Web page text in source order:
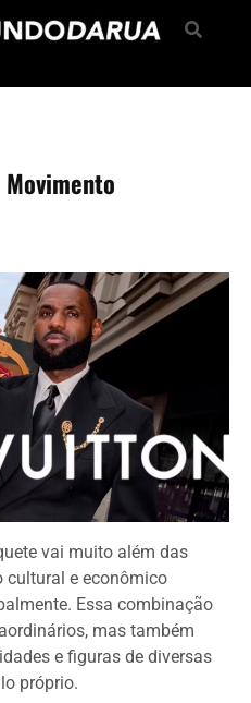
vai muito além das
cultural e econômico
Essa combinação
mas também
e figuras de diversas
próprio.